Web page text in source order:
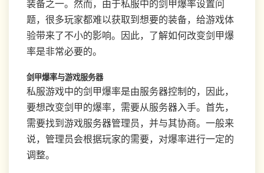
装备之一。然而，由于私服中的剑甲爆率设置问
题，很多玩家都难以获取到想要的装备，给游戏体
验带来了不小的影响。因此，了解如何改变剑甲爆
率是非常必要的。
剑甲爆率与游戏服务器
私服游戏中的剑甲爆率是由服务器控制的，因此，
要想改变剑甲的爆率，需要从服务器入手。首先，
需要找到游戏服务器管理员，并与其协商。一般来
说，管理员会根据玩家的需要，对爆率进行一定的
调整。